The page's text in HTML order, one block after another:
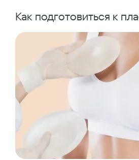
Как подготовиться к